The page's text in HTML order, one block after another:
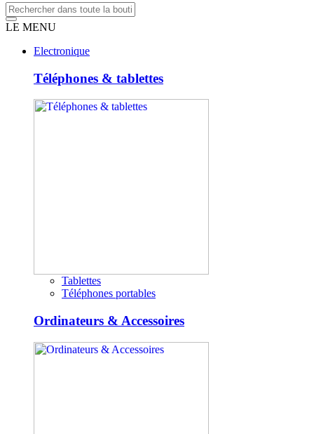
LE MENU
Electronique
Téléphones & tablettes
Tablettes
Téléphones portables
Ordinateurs & Accessoires